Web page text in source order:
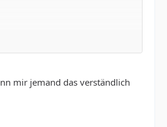
mir jemand das verständlich